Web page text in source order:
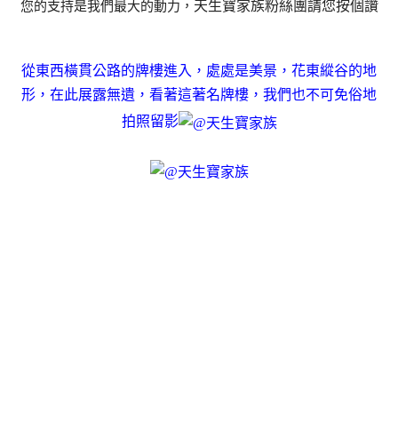
您的支持是我們最大的動力， 天生寶家族粉絲團請您按個讚
從東西橫貫公路的牌樓進入，處處是美景，花東縱谷的地
形，在此展露無遺，看著這著名牌樓，我們也不可免俗地
拍照留影